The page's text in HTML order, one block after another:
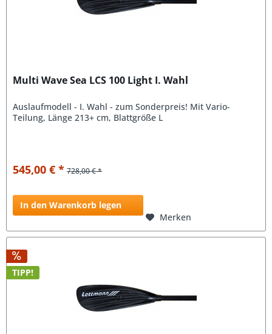
Multi Wave Sea LCS 100 Light I. Wahl
Auslaufmodell - I. Wahl - zum Sonderpreis! Mit Vario-
Teilung, Länge 213+ cm, Blattgröße L
545,00 € * 728,00 € *
In den Warenkorb legen
Merken
TIPP!